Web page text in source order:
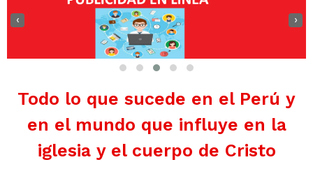
‹ ›
Todo lo que sucede en el Perú y
en el mundo que influye en la
iglesia y el cuerpo de Cristo